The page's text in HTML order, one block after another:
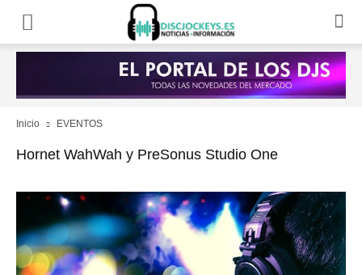
Inicio EVENTOS
Hornet WahWah y PreSonus Studio One